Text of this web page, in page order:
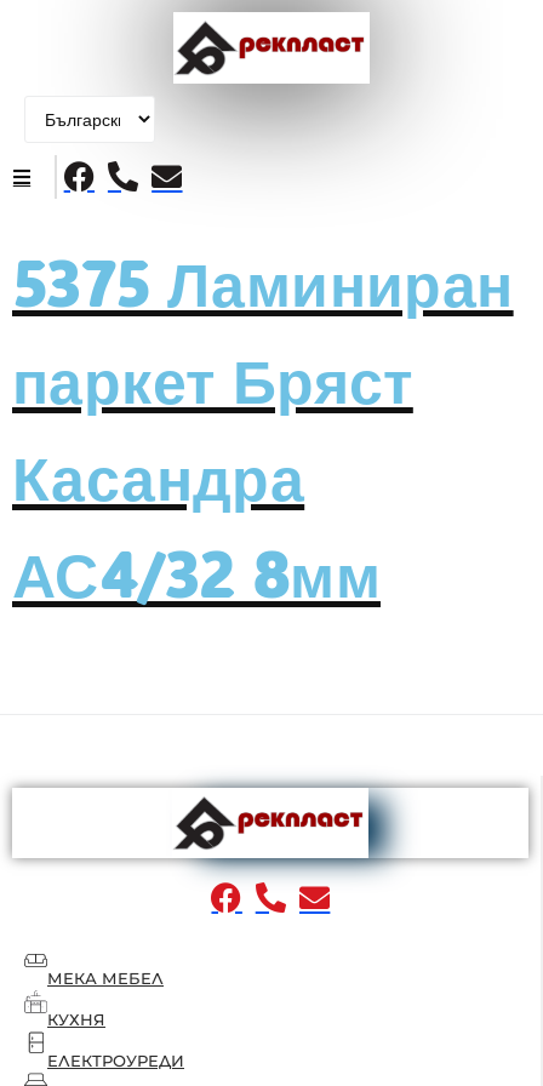
Продукти
Контакти
5375 Ламиниран
паркет Бряст
Касандра
АС4/32 8мм
МЕКА МЕБЕЛ
КУХНЯ
ЕЛЕКТРОУРЕДИ